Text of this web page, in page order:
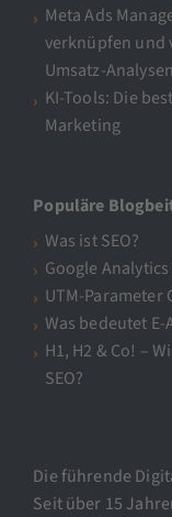
Meta Ads
verknüpfen und
Umsatz-
KI-Tools: Die
Marketing
Populäre
Was ist SEO?
Google Analytics
UTM-Parameter
Was bedeutet E-
H1, H2 & Co! –
SEO?
Die führende
Seit über 15